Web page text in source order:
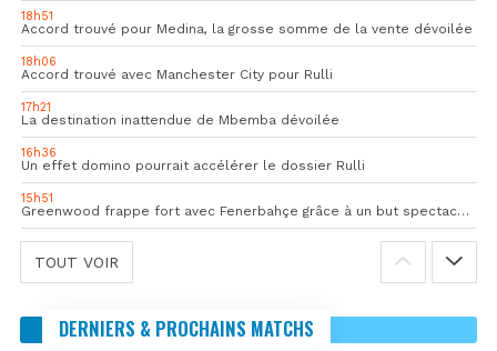
18h51
Accord trouvé pour Medina, la grosse somme de la vente dévoilée
18h06
Accord trouvé avec Manchester City pour Rulli
17h21
La destination inattendue de Mbemba dévoilée
16h36
Un effet domino pourrait accélérer le dossier Rulli
15h51
Greenwood frappe fort avec Fenerbahçe grâce à un but spectaculaire
TOUT VOIR
DERNIERS & PROCHAINS MATCHS